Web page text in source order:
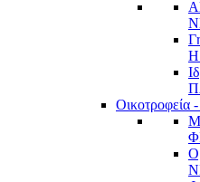
Οικοτροφεία